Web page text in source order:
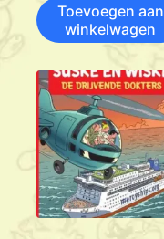
Toevoegen aan
winkelwagen